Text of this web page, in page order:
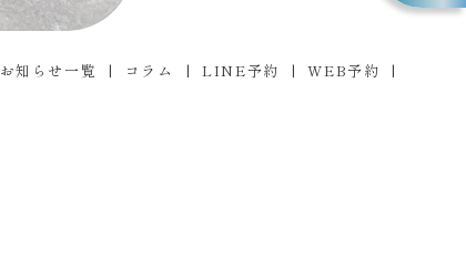
お知らせ一覧 コラム LINE予約 WEB予約